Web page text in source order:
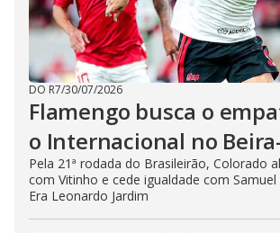
DO R7/30/07/2026
Flamengo busca o
o Internacional no
Pela 21ª rodada do Brasileirão, Colorado
com Vitinho e cede igualdade com
Era Leonardo Jardim